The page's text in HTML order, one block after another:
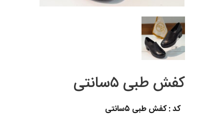
کفش طبی ۵سانتی
کد : کفش طبی ۵سانتی